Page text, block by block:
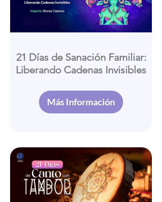
21 Días de Sanación Familiar:
Liberando Cadenas Invisibles
Más Información